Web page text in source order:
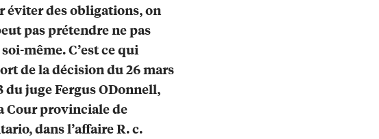
éviter des obligations, on
pas prétendre ne pas
même. C’est ce qui
de la décision du 26 mars
du juge Fergus ODonnell,
Cour provinciale de
dans l’affaire R. c.